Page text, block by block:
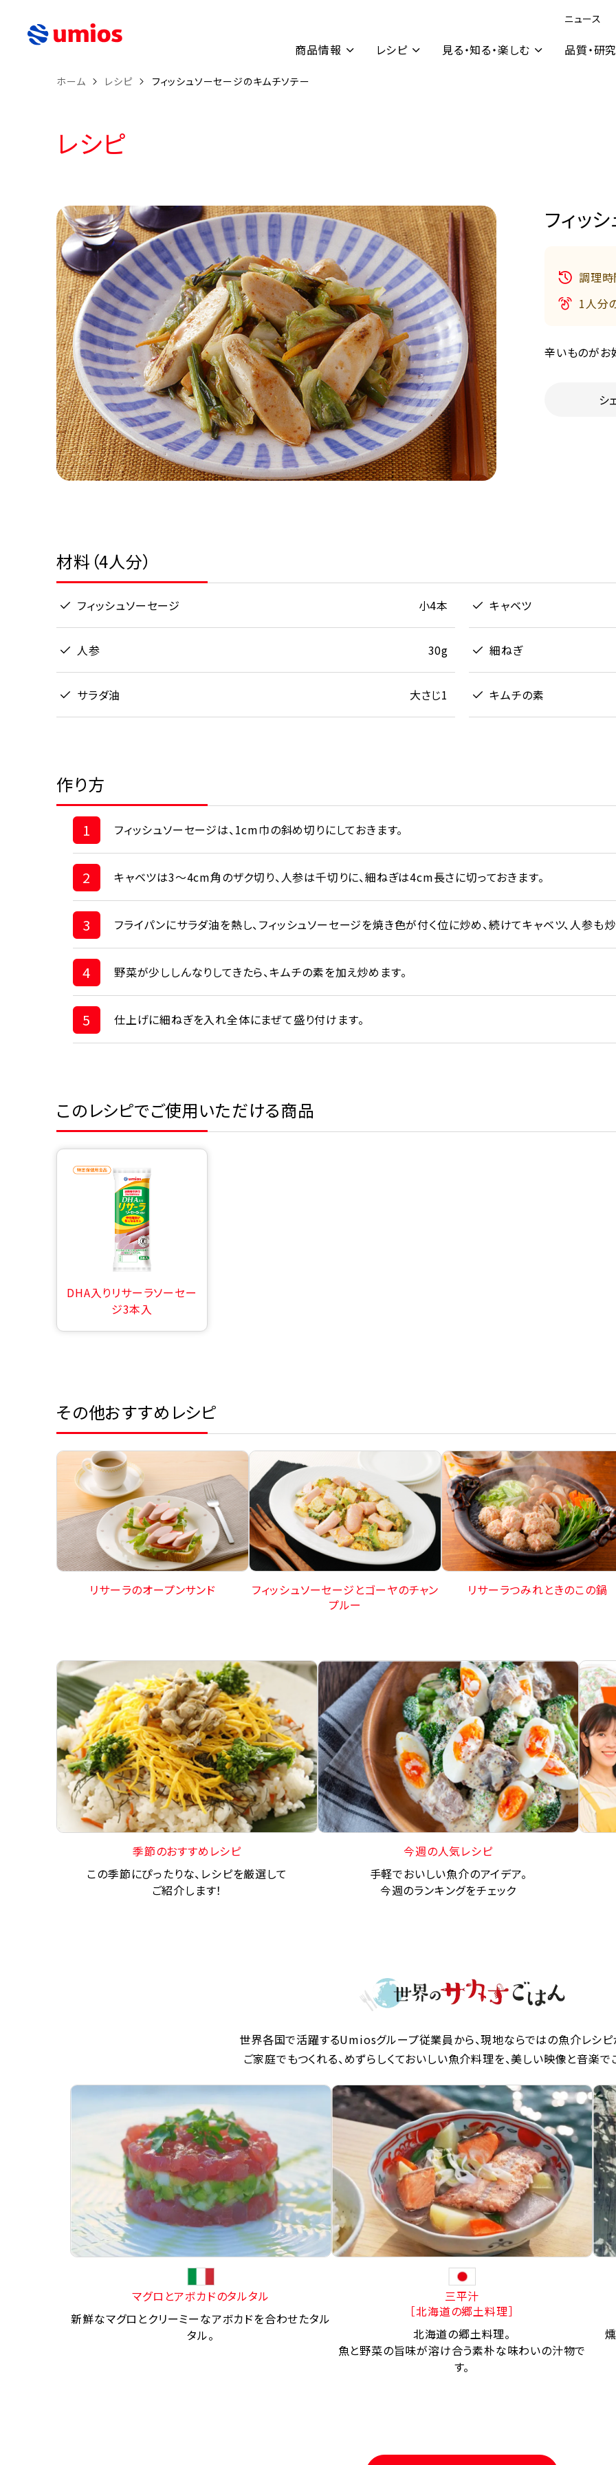
ニュース
商品情報 レシピ 見る・知る・楽しむ 品質・研
ホーム レシピ フィッシュソーセージのキムチソテー
レシピ
フィッ
調理
1人分
辛いものがお
シ
材料（4人分）
フィッシュソーセージ 小4本 キャベツ
人参 30g 細ねぎ
サラダ油 大さじ1 キムチの素
作り方
1 フィッシュソーセージは、1cm巾の斜め切りにしておきます。
2 キャベツは3～4cm角のザク切り、人参は千切りに、細ねぎは4cm長さに切っておきます。
3 フライパンにサラダ油を熱し、フィッシュソーセージを焼き色が付く位に炒め、続けてキャベツ、人参も炒
4 野菜が少ししんなりしてきたら、キムチの素を加え炒めます。
5 仕上げに細ねぎを入れ全体にまぜて盛り付けます。
このレシピでご使用いただける商品
DHA入りリサーラソーセー
ジ3本入
その他おすすめレシピ
リサーラのオープンサンド
フィッシュソーセージとゴーヤのチャン
プルー
リサーラつみれときのこの鍋
季節のおすすめレシピ
この季節にぴったりな、レシピを厳選して
ご紹介します！
今週の人気レシピ
手軽でおいしい魚介のアイデア。
今週のランキングをチェック
世界各国で活躍するUmiosグループ従業員から、現地ならではの魚介レシピ
ご家庭でもつくれる、めずらしくておいしい魚介料理を、美しい映像と音楽で
マグロとアボカドのタルタル
新鮮なマグロとクリーミーなアボカドを合わせたタル
タル。
三平汁
［北海道の郷土料理］
北海道の郷土料理。
魚と野菜の旨味が溶け合う素朴な味わいの汁物で
す。